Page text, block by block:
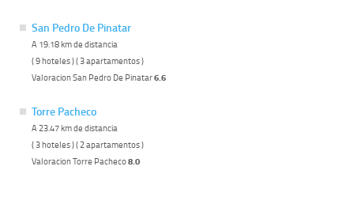
San Pedro De Pinatar
A 19.18 km de distancia
( 9 hoteles ) ( 3 apartamentos )
Valoracion San Pedro De Pinatar6.6
Torre Pacheco
A 23.47 km de distancia
( 3 hoteles ) ( 2 apartamentos )
Valoracion Torre Pacheco8.0